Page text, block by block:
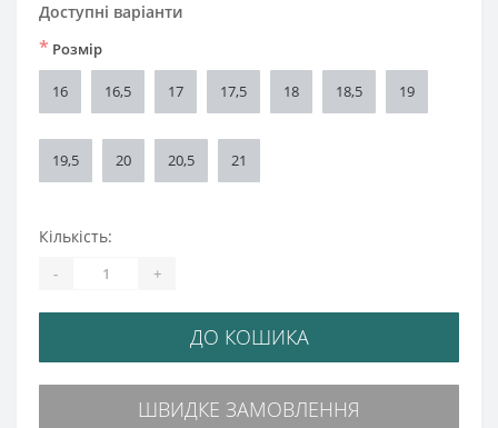
Доступні варіанти
* Розмір
16 16,5 17 17,5 18 18,5 19
19,5 20 20,5 21
Кількість:
- +
ДО КОШИКА
ШВИДКЕ ЗАМОВЛЕННЯ